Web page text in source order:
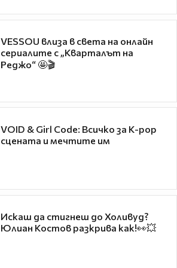
VESSOU влиза в света на онлайн
сериалите с „Кварталът на
Реджо“ 🤩🎬
VOID & Girl Code: Всичко за K-pop
сцената и мечтите им
Искаш да стигнеш до Холивуд?
Юлиан Костов разкрива как!👀💥